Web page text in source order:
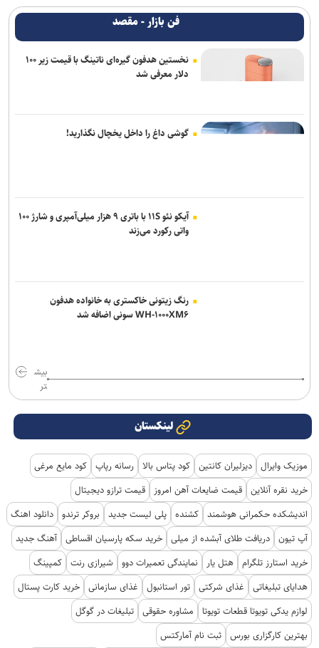
فن بازار - مقصد
نخستین هدفون گیره‌ای ناتینگ با قیمت زیر ۱۰۰
دلار معرفی شد
گوشی داغ را داخل یخچال نگذارید!
آیکو نئو ۱۱S با باتری ۹ هزار میلی‌آمپری و شارژ ۱۰۰
واتی رکورد می‌زند
رنگ زیتونی خاکستری به خانواده هدفون
WH-۱۰۰۰XM۶ سونی اضافه شد
بیش
تر
لینکستان
موزیک وایرال دیزلیران کانتین کود پتاس بالا رسانه رپاپ کود مایع مرغی
خرید نقره آنلاین قیمت ضایعات آهن امروز
قیمت ترازو دیجیتال
اندیشکده حکمرانی هوشمند کشنده پلی لیست جدید بروکر ترندو دانلود اهنگ
آپ تیون دریافت طلای آبشده از میلی خرید سکه پارسیان اقساطی آهنگ جدید
خرید استارز تلگرام هتل یار نمایندگی تعمیرات دوو شیرازی رنت کمپینگ
هدایای تبلیغاتی
غذای شرکتی تور استانبول غذای سازمانی خرید کارت پستال
لوازم یدکی تویوتا قطعات تویوتا
مشاوره حقوقی تبلیغات در گوگل
بهترین کارگزاری بورس ثبت نام آمارکتس